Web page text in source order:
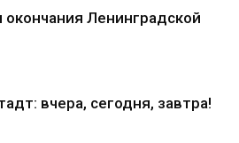
Ленинградской
вчера, сегодня, завтра!